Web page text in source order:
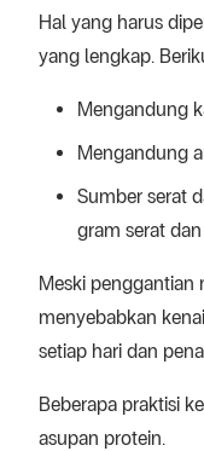
Hal yang harus
yang lengkap.
Mengandung
Mengandung
Sumber serat
gram serat
Meski penggantian
menyebabkan
setiap hari dan
Beberapa praktisi
asupan protein.